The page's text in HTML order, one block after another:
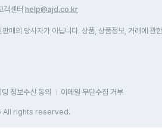
객센터 help@ajd.co.kr
매의 당사자가 아닙니다. 상품, 상품정보, 거래에 관
팅 정보수신 동의 이메일 무단수집 거부
All rights reserved.